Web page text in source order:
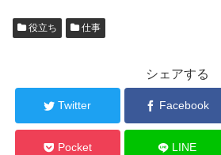
役立ち 仕事
シェアする
Twitter Facebook
Pocket LINE